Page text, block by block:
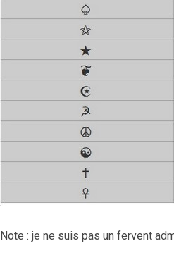
Note : je ne suis pas un fervent